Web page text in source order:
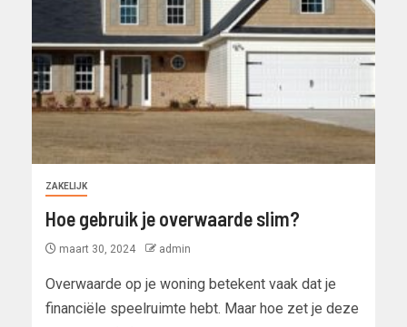
ZAKELIJK
Hoe gebruik je overwaarde slim?
maart 30, 2024 admin
Overwaarde op je woning betekent vaak dat je
financiële speelruimte hebt. Maar hoe zet je deze